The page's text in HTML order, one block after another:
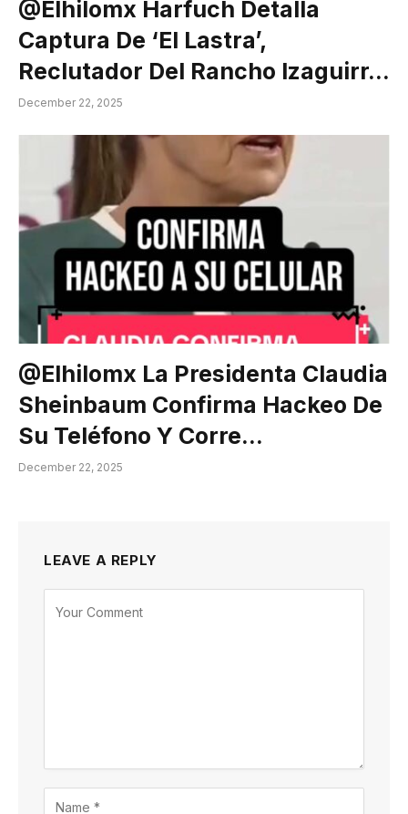
@elhilomx Harfuch Detalla
Captura De ‘El Lastra’,
Reclutador Del Rancho Izaguirr…
December 22, 2025
@elhilomx La Presidenta Claudia
Sheinbaum Confirma Hackeo De
Su Teléfono Y Corre…
December 22, 2025
LEAVE A REPLY